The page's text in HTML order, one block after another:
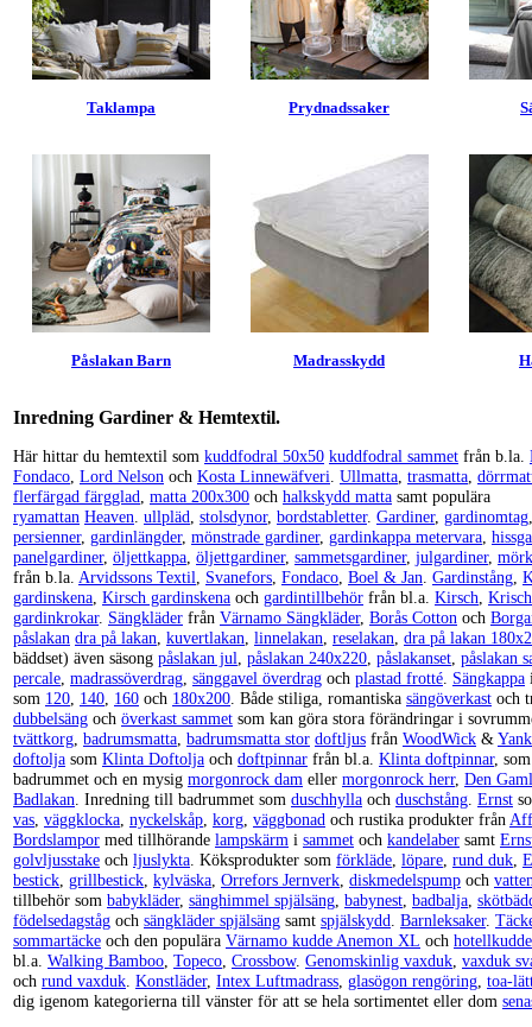
Taklampa Prydnadssaker
Påslakan Barn Madrasskydd
Inredning Gardiner & Hemtextil.
Här hittar du hemtextil som kuddfodral 50x50 kuddfodral sammet från b.la.
Fondaco Lord Nelson och Kosta Linnewäfveri Ullmatta trasmatta
flerfärgad färgglad matta 200x300 och halkskydd matta samt populära
ryamattan Heaven ullpläd stolsdynor, bordstabletter. Gardiner, gardinomtag
persienner, gardinlängder, mönstrade gardiner, gardinkappa metervara
panelgardiner, öljettkappa öljettgardiner, sammetsgardiner, julgardiner,
från b.la. Arvidssons Textil Svanefors Fondaco Boel & Jan Gardinstång
gardinskena Kirsch gardinskena och gardintillbehör från bl.a. Kirsch
gardinkrokar. Sängkläder från Värnamo Sängkläder, Borås Cotton och
påslakan dra på lakan kuvertlakan linnelakan reselakan dra på lakan
bäddset) även säsong påslakan jul påslakan 240x220 påslakanset påslakan
percale madrassöverdrag sänggavel överdrag och plastad frotté Sängkappa
som 120 140 160 och 180x200 . Både stiliga, romantiska sängöverkast och
dubbelsäng och överkast sammet som kan göra stora förändringar i
tvättkorg badrumsmatta badrumsmatta stor doftljus från WoodWick &
doftolja som Klinta Doftolja och doftpinnar från bl.a. Klinta doftpinnar,
badrummet och en mysig morgonrock dam eller morgonrock herr, Den
Badlakan . Inredning till badrummet som duschhylla och duschstång Ernst
vas väggklocka nyckelskåp korg väggbonad och rustika produkter från
Bordslampor med tillhörande lampskärm i sammet och kandelaber samt
golvljusstake och ljuslykta . Köksprodukter som förkläde löpare rund duk
bestick grillbestick kylväska Orrefors Jernverk diskmedelspump och
tillbehör som babykläder, sänghimmel spjälsäng babynest badbalja
födelsedagståg och sängkläder spjälsäng samt spjälskydd Barnleksaker.
sommartäcke och den populära Värnamo kudde Anemon XL och hotellkudde
bl.a. Walking Bamboo Topeco Crossbow. Genomskinlig vaxduk vaxduk
och rund vaxduk Konstläder, Intex Luftmadrass glasögon rengöring toa-
dig igenom kategorierna till vänster för att se hela sortimentet eller dom